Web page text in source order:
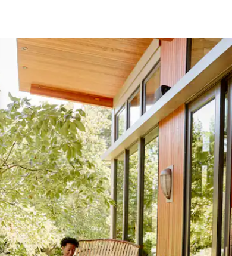
las teclas de las flechas hacia arriba y hacia abajo, o